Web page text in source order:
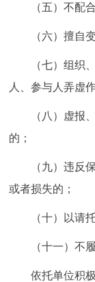
（五）不配合
（六）擅自变
（七）组织、
人、参与人弄虚
（八）虚报、
的；
（九）违反保
或者损失的；
（十）以请托
（十一）不履
依托单位积极